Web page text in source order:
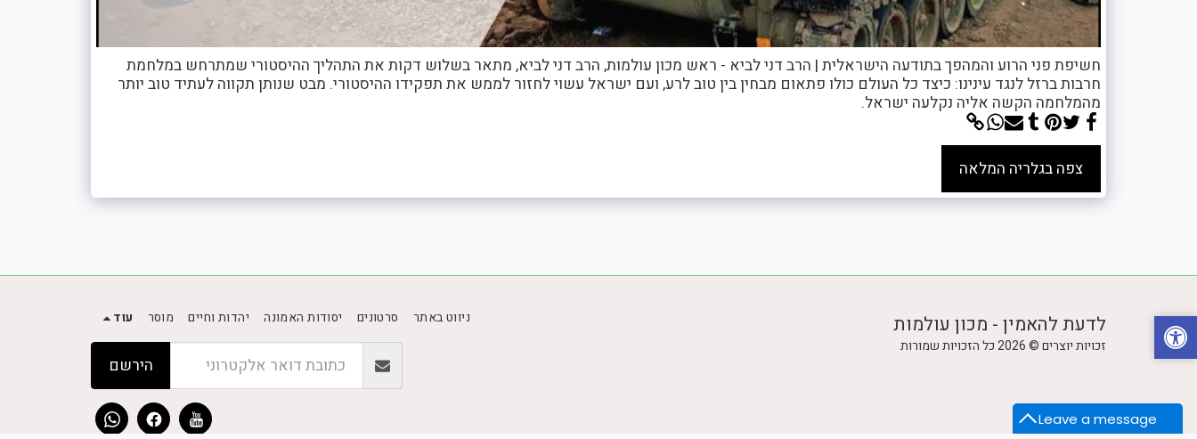
Leave a message
חשיפת פני הרוע והמהפך בתודעה הישראלית | הרב דני לביא - ראש מכון עולמות, הרב דני לביא, מתאר בשלוש דקות את התהליך ההיסטורי שמתרחש במלחמת
חרבות ברזל לנגד עינינו: כיצד כל העולם כולו פתאום מבחין בין טוב לרע, ועם ישראל עשוי לחזור לממש את תפקידו ההיסטורי. מבט שנותן תקווה לעתיד טוב יותר
מהמלחמה הקשה אליה נקלעה ישראל.
צפה בגלריה המלאה
לדעת להאמין - מכון עולמות
זכויות יוצרים © 2026 כל הזכויות שמורות
ניווט באתר סרטונים יסודות האמונה יהדות וחיים מוסר עוד
הירשם